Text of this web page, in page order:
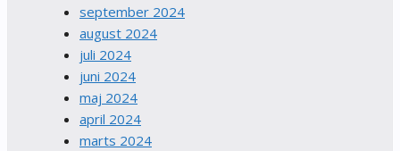
september 2024
august 2024
juli 2024
juni 2024
maj 2024
april 2024
marts 2024